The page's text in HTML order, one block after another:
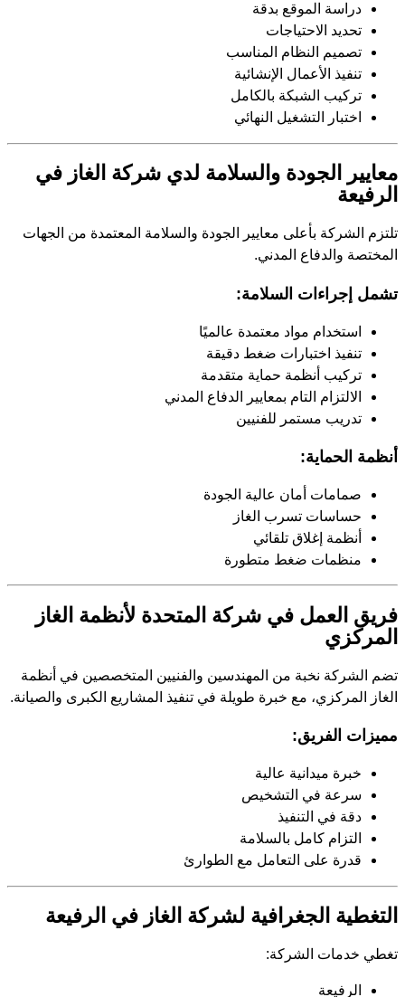
دراسة الموقع بدقة
تحديد الاحتياجات
تصميم النظام المناسب
تنفيذ الأعمال الإنشائية
تركيب الشبكة بالكامل
اختبار التشغيل النهائي
معايير الجودة والسلامة لدي شركة الغاز في
الرفيعة
تلتزم الشركة بأعلى معايير الجودة والسلامة المعتمدة من الجهات
المختصة والدفاع المدني.
تشمل إجراءات السلامة:
استخدام مواد معتمدة عالميًا
تنفيذ اختبارات ضغط دقيقة
تركيب أنظمة حماية متقدمة
الالتزام التام بمعايير الدفاع المدني
تدريب مستمر للفنيين
أنظمة الحماية:
صمامات أمان عالية الجودة
حساسات تسرب الغاز
أنظمة إغلاق تلقائي
منظمات ضغط متطورة
فريق العمل في شركة المتحدة لأنظمة الغاز
المركزي
تضم الشركة نخبة من المهندسين والفنيين المتخصصين في أنظمة
الغاز المركزي، مع خبرة طويلة في تنفيذ المشاريع الكبرى والصيانة.
مميزات الفريق:
خبرة ميدانية عالية
سرعة في التشخيص
دقة في التنفيذ
التزام كامل بالسلامة
قدرة على التعامل مع الطوارئ
التغطية الجغرافية لشركة الغاز في الرفيعة
تغطي خدمات الشركة:
الرفيعة